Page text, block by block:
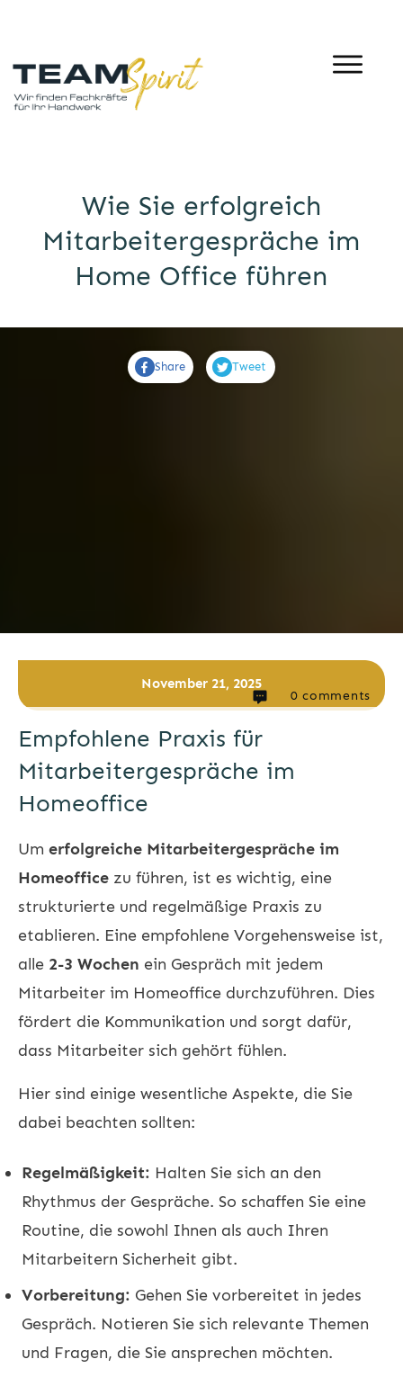
Wie Sie erfolgreich
Mitarbeitergespräche im
Home Office führen
Share Tweet
November 21, 2025
0 comments
Empfohlene Praxis für
Mitarbeitergespräche im
Homeoffice
Um erfolgreiche Mitarbeitergespräche im
Homeoffice zu führen, ist es wichtig, eine
strukturierte und regelmäßige Praxis zu
etablieren. Eine empfohlene Vorgehensweise ist,
alle 2-3 Wochen ein Gespräch mit jedem
Mitarbeiter im Homeoffice durchzuführen. Dies
fördert die Kommunikation und sorgt dafür,
dass Mitarbeiter sich gehört fühlen.
Hier sind einige wesentliche Aspekte, die Sie
dabei beachten sollten:
Regelmäßigkeit: Halten Sie sich an den
Rhythmus der Gespräche. So schaffen Sie eine
Routine, die sowohl Ihnen als auch Ihren
Mitarbeitern Sicherheit gibt.
Vorbereitung: Gehen Sie vorbereitet in jedes
Gespräch. Notieren Sie sich relevante Themen
und Fragen, die Sie ansprechen möchten.